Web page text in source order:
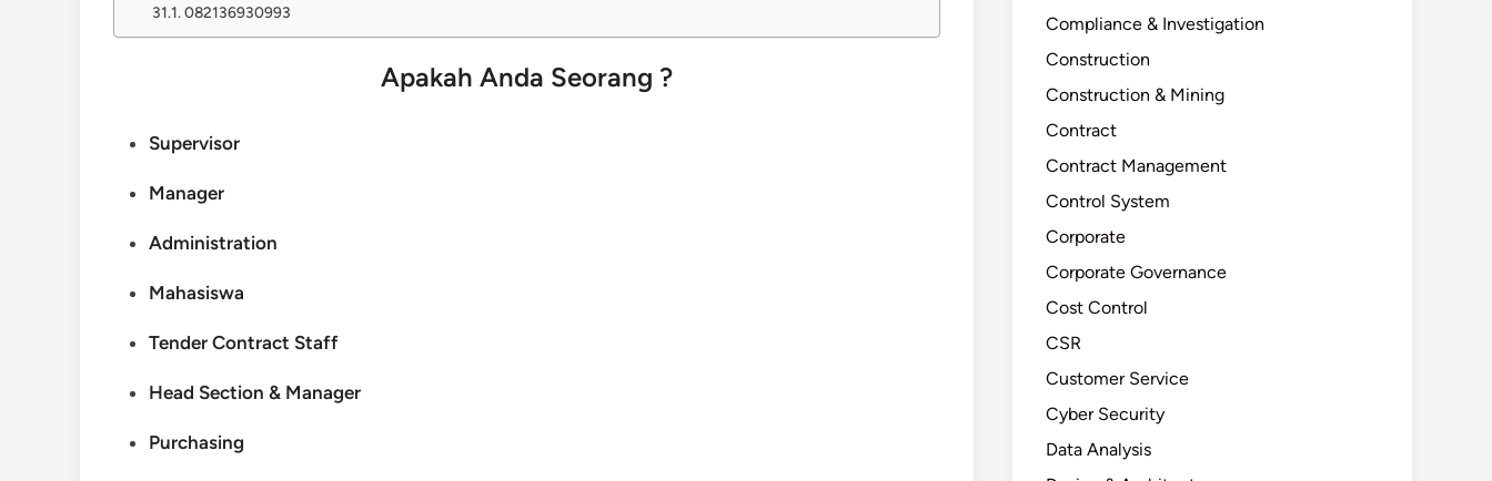
082136930993
Apakah Anda Seorang ?
Supervisor
Manager
Administration
Mahasiswa
Tender Contract Staff
Head Section & Manager
Purchasing
Compliance & Investigation
Construction
Construction & Mining
Contract
Contract Management
Control System
Corporate
Corporate Governance
Cost Control
CSR
Customer Service
Cyber Security
Data Analysis